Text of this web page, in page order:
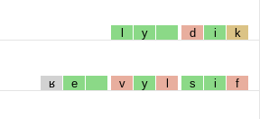
l y d i k
ʁ e v y l s i f